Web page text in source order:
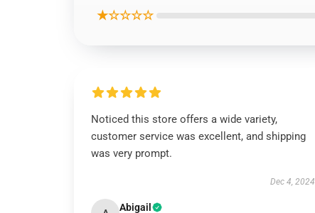
★☆☆☆☆
Noticed this store offers a wide variety,
customer service was excellent, and shipping
was very prompt.
Dec 4, 2024
Abigail